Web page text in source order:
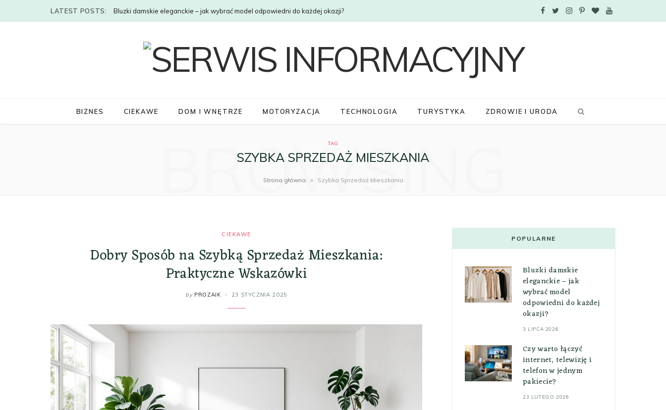
LATEST POSTS: Bluzki damskie eleganckie – jak wybrać model odpowiedni do każdej okazji? I P B Y
BIZNES CIEKAWE DOM I WNĘTRZE MOTORYZACJA TECHNOLOGIA TURYSTYKA ZDROWIE I URODA
TAG
SZYBKA SPRZEDAŻ MIESZKANIA
BROWSING
Strona główna » Szybka Sprzedaż Mieszkania
CIEKAWE
Dobry Sposób na Szybką Sprzedaż Mieszkania:
Praktyczne Wskazówki
by PROZAIK 23 STYCZNIA 2025
POPULARNE
Bluzki damskie
eleganckie – jak
wybrać model
odpowiedni do każdej
okazji?
3 LIPCA 2026
Czy warto łączyć
internet, telewizję i
telefon w jednym
pakiecie?
23 LUTEGO 2026